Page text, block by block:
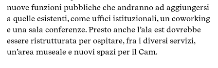
nuove funzioni pubbliche che andranno ad aggiungersi
a quelle esistenti, come uffici istituzionali, un coworking
e una sala conferenze. Presto anche l’ala est dovrebbe
essere ristrutturata per ospitare, fra i diversi servizi,
un’area museale e nuovi spazi per il Cam.